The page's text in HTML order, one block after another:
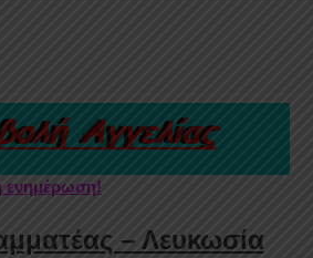
ενημέρωση!
– Λευκωσία